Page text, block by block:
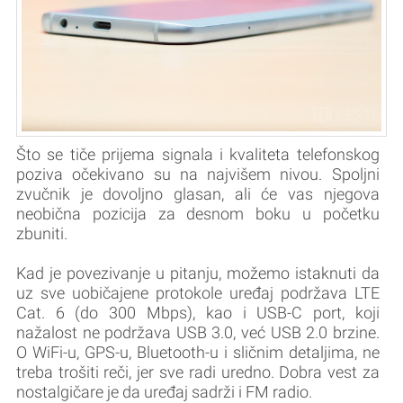
Što se tiče prijema signala i kvaliteta telefonskog
poziva očekivano su na najvišem nivou. Spoljni
zvučnik je dovoljno glasan, ali će vas njegova
neobična pozicija za desnom boku u početku
zbuniti.
Kad je povezivanje u pitanju, možemo istaknuti da
uz sve uobičajene protokole uređaj podržava LTE
Cat. 6 (do 300 Mbps), kao i USB-C port, koji
nažalost ne podržava USB 3.0, već USB 2.0 brzine.
O WiFi-u, GPS-u, Bluetooth-u i sličnim detaljima, ne
treba trošiti reči, jer sve radi uredno. Dobra vest za
nostalgičare je da uređaj sadrži i FM radio.